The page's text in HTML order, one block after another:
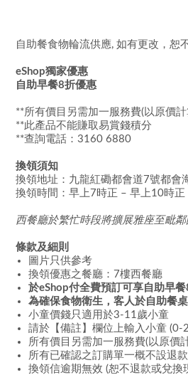
自助餐食物輪流供應, 如有更改，恕
eShop獨家優惠
自助早餐8折優惠
**所有價目另需加一服務費(以原價計
**此產品不能賺取易賞錢積分
**查詢電話：3160 6880
換領須知
換領地址：九龍紅磡都會道7號都會
換領時間：早上7時正 – 早上10時正
西餐廳於繁忙時段將擴展雅座至毗鄰
條款及細則
圖片只供參考
換領優惠之餐廳：7樓西餐廳
於eShop付全費預訂
可享自助早
為確保食物衛生，客人於自助餐
小童價錢只適用於3-11歲小童
請於【備註】欄位上輸入小童 (0-
所有價目另需加一服務費(以原價
所有已確認之訂購單一概不設退
換領信逾期無效 (恕不退款或兌換